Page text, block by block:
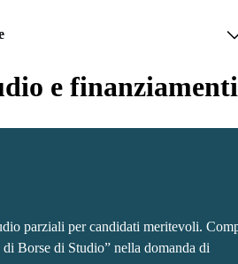
e finanziamenti
parziali per candidati meritevoli.
di Borse di Studio” nella domanda di